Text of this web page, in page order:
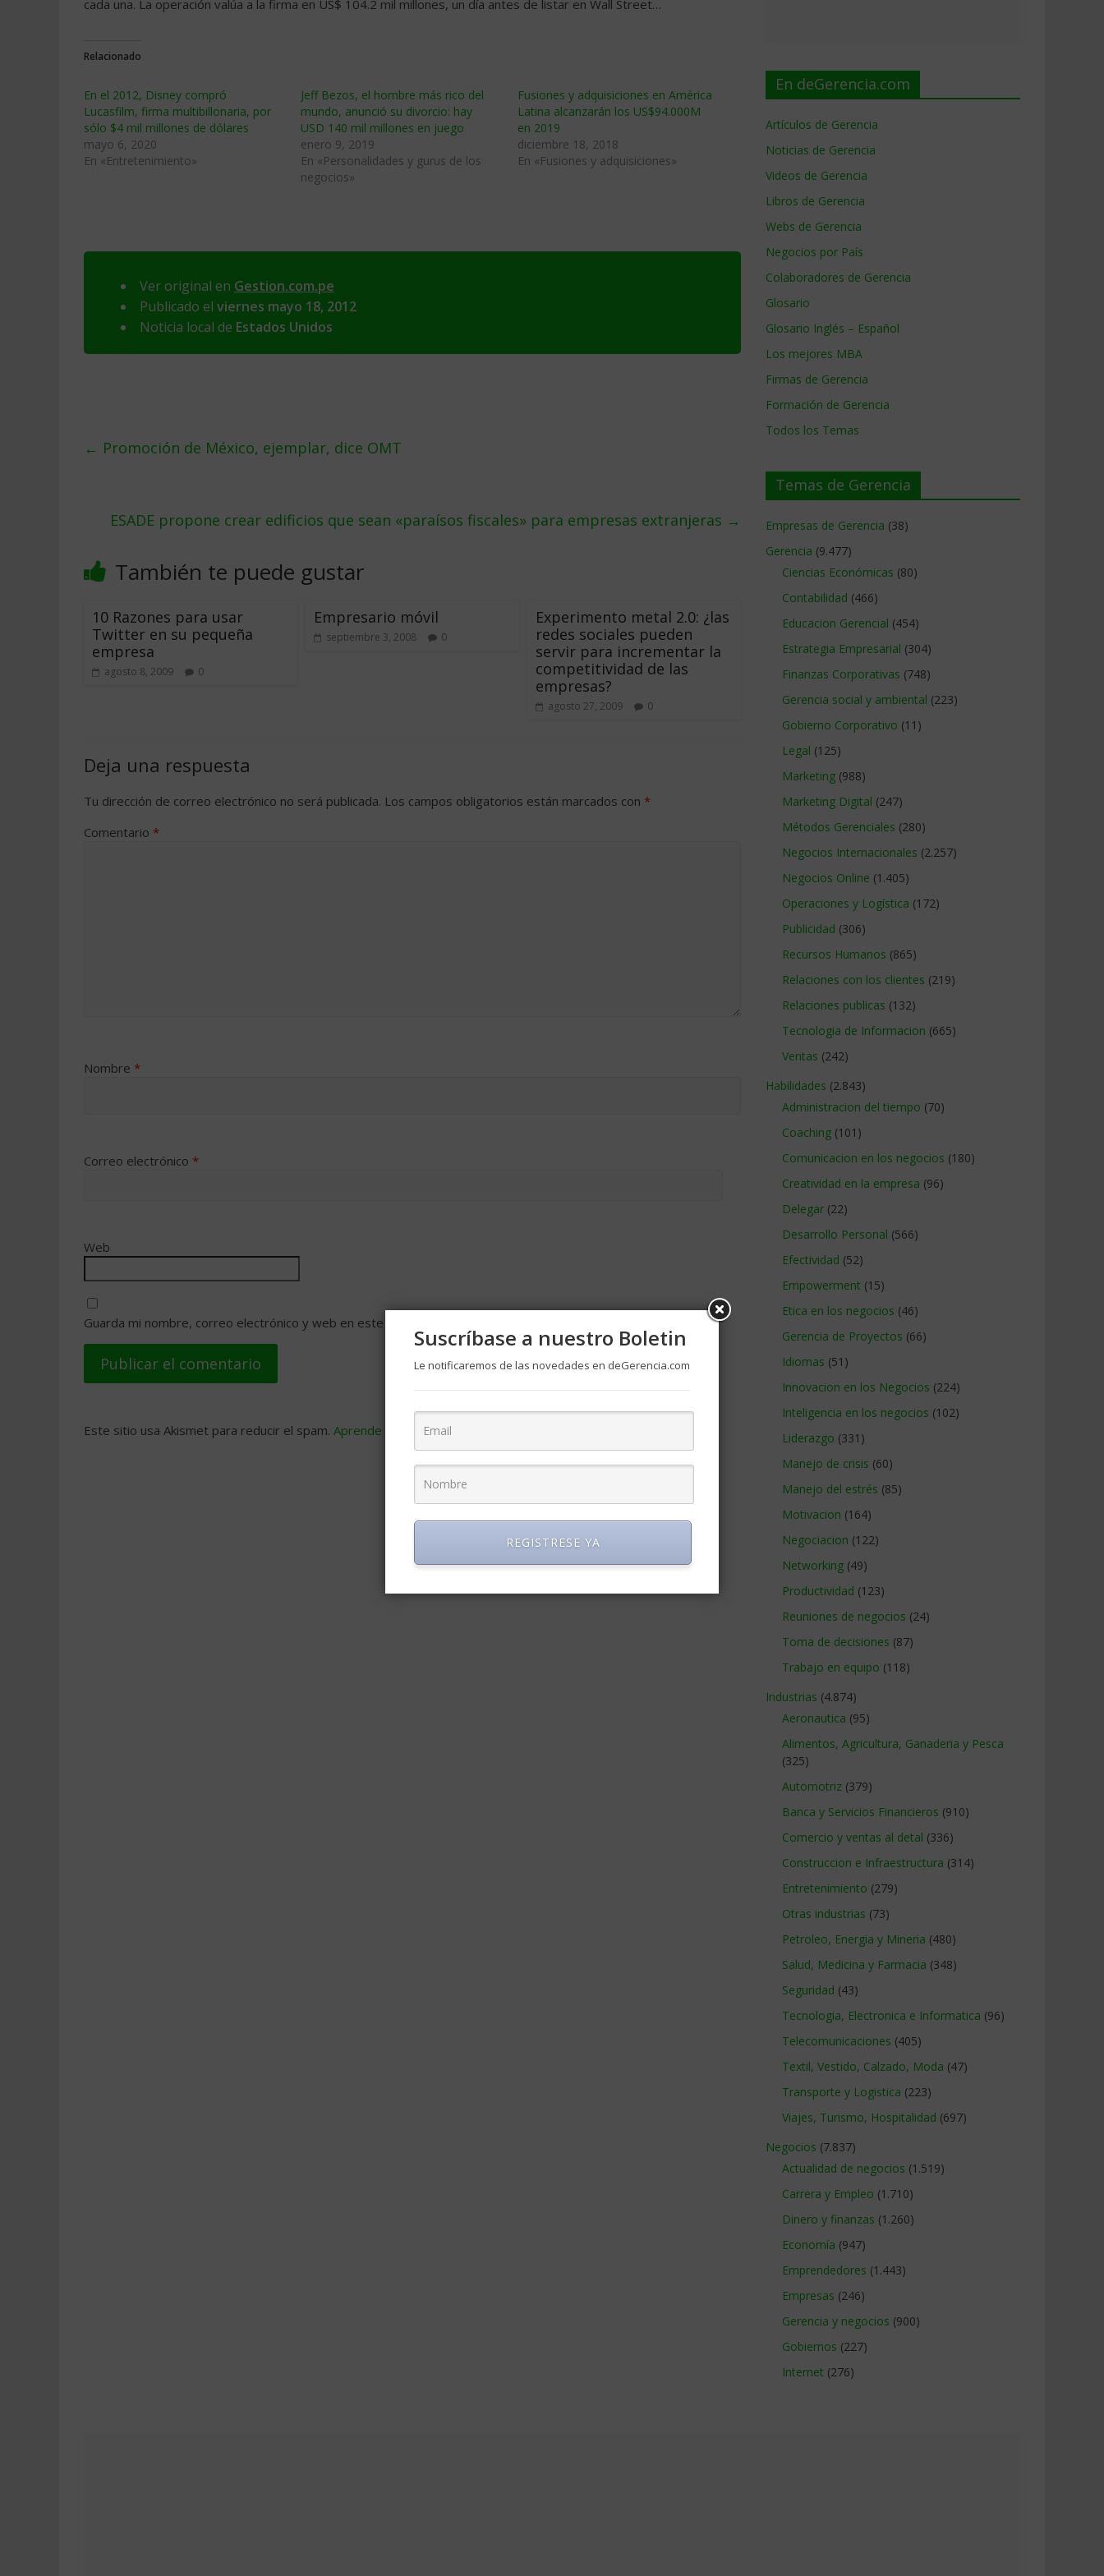
cada una. La operación valúa a la firma en US$ 104.2 mil millones, un día antes de listar en Wall Street…
Relacionado
En el 2012, Disney compró
Lucasfilm, firma multibillonaria, por
sólo $4 mil millones de dólares
mayo 6, 2020
En «Entretenimiento»
Jeff Bezos, el hombre más rico del
mundo, anunció su divorcio: hay
USD 140 mil millones en juego
enero 9, 2019
En «Personalidades y gurus de los
negocios»
Fusiones y adquisiciones en América
Latina alcanzarán los US$94.000M
en 2019
diciembre 18, 2018
En «Fusiones y adquisiciones»
Ver original en Gestion.com.pe
Publicado el viernes mayo 18, 2012
Noticia local de Estados Unidos
← Promoción de México, ejemplar, dice OMT
ESADE propone crear edificios que sean «paraísos fiscales» para empresas extranjeras →
También te puede gustar
10 Razones para usar
Twitter en su pequeña
empresa
agosto 8, 2009 0
Empresario móvil
septiembre 3, 2008 0
Experimento metal 2.0: ¿las
redes sociales pueden
servir para incrementar la
competitividad de las
empresas?
agosto 27, 2009 0
Deja una respuesta
Tu dirección de correo electrónico no será publicada. Los campos obligatorios están marcados con *
Comentario *
Nombre *
Correo electrónico *
Web
Guarda mi nombre, correo electrónico y web en este navegador para la próxima vez que comente.
Este sitio usa Akismet para reducir el spam. Aprende cómo se procesan los datos de tus comentarios
En deGerencia.com
Artículos de Gerencia
Noticias de Gerencia
Videos de Gerencia
Libros de Gerencia
Webs de Gerencia
Negocios por País
Colaboradores de Gerencia
Glosario
Glosario Inglés – Español
Los mejores MBA
Firmas de Gerencia
Formación de Gerencia
Todos los Temas
Temas de Gerencia
Empresas de Gerencia (38)
Gerencia (9.477)
Ciencias Económicas (80)
Contabilidad (466)
Educacion Gerencial (454)
Estrategia Empresarial (304)
Finanzas Corporativas (748)
Gerencia social y ambiental (223)
Gobierno Corporativo (11)
Legal (125)
Marketing (988)
Marketing Digital (247)
Métodos Gerenciales (280)
Negocios Internacionales (2.257)
Negocios Online (1.405)
Operaciones y Logística (172)
Publicidad (306)
Recursos Humanos (865)
Relaciones con los clientes (219)
Relaciones publicas (132)
Tecnologia de Informacion (665)
Ventas (242)
Habilidades (2.843)
Administracion del tiempo (70)
Coaching (101)
Comunicacion en los negocios (180)
Creatividad en la empresa (96)
Delegar (22)
Desarrollo Personal (566)
Efectividad (52)
Empowerment (15)
Etica en los negocios (46)
Gerencia de Proyectos (66)
Idiomas (51)
Innovacion en los Negocios (224)
Inteligencia en los negocios (102)
Liderazgo (331)
Manejo de crisis (60)
Manejo del estrés (85)
Motivacion (164)
Negociacion (122)
Networking (49)
Productividad (123)
Reuniones de negocios (24)
Toma de decisiones (87)
Trabajo en equipo (118)
Industrias (4.874)
Aeronautica (95)
Alimentos, Agricultura, Ganaderia y Pesca
(325)
Automotriz (379)
Banca y Servicios Financieros (910)
Comercio y ventas al detal (336)
Construccion e Infraestructura (314)
Entretenimiento (279)
Otras industrias (73)
Petroleo, Energia y Mineria (480)
Salud, Medicina y Farmacia (348)
Seguridad (43)
Tecnologia, Electronica e Informatica (96)
Telecomunicaciones (405)
Textil, Vestido, Calzado, Moda (47)
Transporte y Logistica (223)
Viajes, Turismo, Hospitalidad (697)
Negocios (7.837)
Actualidad de negocios (1.519)
Carrera y Empleo (1.710)
Dinero y finanzas (1.260)
Economía (947)
Emprendedores (1.443)
Empresas (246)
Gerencia y negocios (900)
Gobiernos (227)
Internet (276)
Suscríbase a nuestro Boletin
Le notificaremos de las novedades en deGerencia.com
REGISTRESE YA